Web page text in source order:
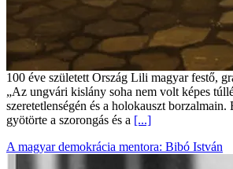
100 éve született Ország Lili magyar festő,
„Az ungvári kislány soha nem volt képes
szeretetlenségén és a holokauszt borzalmain.
gyötörte a szorongás és a [...]
A magyar demokrácia mentora: Bibó István